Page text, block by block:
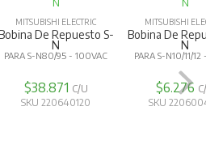
en sistemas de control de
y otras aplicaciones
MITSUBISHI ELECTRIC
De Repuesto S-
N
PARA S-N80/95 - 100VAC
$38.871 C/U
SKU 220640120
MITSUBISHI
Bobina De
N
PARA S-N10/11/12
$6.276
SKU